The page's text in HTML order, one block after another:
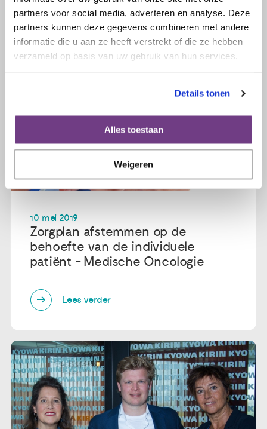
partners voor social media, adverteren en analyse. Deze
partners kunnen deze gegevens combineren met andere
informatie die u aan ze heeft verstrekt of die ze hebben
verzameld op basis van uw gebruik van hun services.
Details tonen
Alles toestaan
Weigeren
10 mei 2019
Zorgplan afstemmen op de
behoefte van de individuele
patiënt - Medische Oncologie
Lees verder